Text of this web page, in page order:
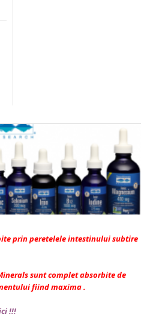
prin peretelele intestinului subtire
sunt complet absorbite de
fiind maxima .
!!!